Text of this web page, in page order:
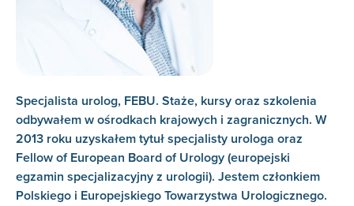
Specjalista urolog, FEBU. Staże, kursy oraz szkolenia
odbywałem w ośrodkach krajowych i zagranicznych. W
2013 roku uzyskałem tytuł specjalisty urologa oraz
Fellow of European Board of Urology (europejski
egzamin specjalizacyjny z urologii). Jestem członkiem
Polskiego i Europejskiego Towarzystwa Urologicznego.